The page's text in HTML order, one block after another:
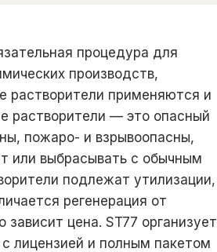
процедура для
производств,
растворители применяются и
растворители — это опасный
пожаро- и взрывоопасны,
или выбрасывать с обычным
подлежат утилизации,
регенерация от
цена. ST77 организует
лицензией и полным пакетом